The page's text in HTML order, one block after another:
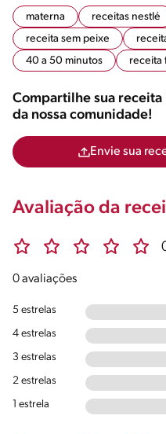
materna receitas nestlé
receita sem peixe
40 a 50 minutos
receita
Compartilhe sua
da nossa comunidade!
Envie sua
Avaliação da
0 avaliações
5 estrelas
4 estrelas
3 estrelas
2 estrelas
1 estrela